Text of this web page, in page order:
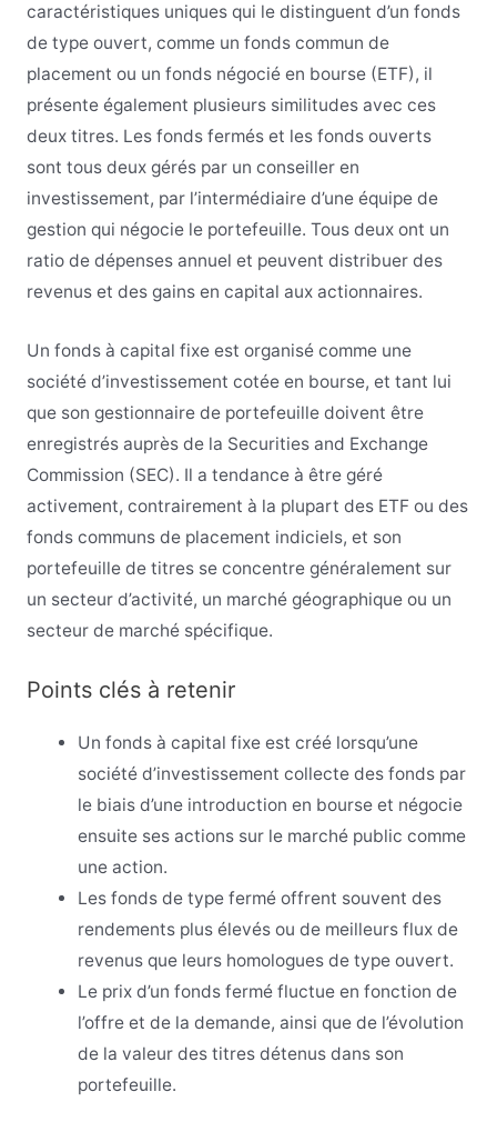
caractéristiques uniques qui le distinguent d’un fonds
de type ouvert, comme un fonds commun de
placement ou un fonds négocié en bourse (ETF), il
présente également plusieurs similitudes avec ces
deux titres. Les fonds fermés et les fonds ouverts
sont tous deux gérés par un conseiller en
investissement, par l’intermédiaire d’une équipe de
gestion qui négocie le portefeuille. Tous deux ont un
ratio de dépenses annuel et peuvent distribuer des
revenus et des gains en capital aux actionnaires.
Un fonds à capital fixe est organisé comme une
société d’investissement cotée en bourse, et tant lui
que son gestionnaire de portefeuille doivent être
enregistrés auprès de la Securities and Exchange
Commission (SEC). Il a tendance à être géré
activement, contrairement à la plupart des ETF ou des
fonds communs de placement indiciels, et son
portefeuille de titres se concentre généralement sur
un secteur d’activité, un marché géographique ou un
secteur de marché spécifique.
Points clés à retenir
Un fonds à capital fixe est créé lorsqu’une
société d’investissement collecte des fonds par
le biais d’une introduction en bourse et négocie
ensuite ses actions sur le marché public comme
une action.
Les fonds de type fermé offrent souvent des
rendements plus élevés ou de meilleurs flux de
revenus que leurs homologues de type ouvert.
Le prix d’un fonds fermé fluctue en fonction de
l’offre et de la demande, ainsi que de l’évolution
de la valeur des titres détenus dans son
portefeuille.